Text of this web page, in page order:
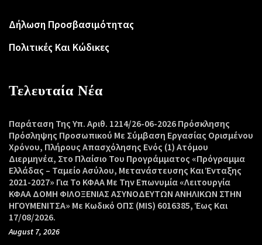
Δήλωση Προσβασιμότητας
Πολιτικές Και Κώδικες
Τελευταία Νέα
Παράταση Της Υπ. Αριθ. 1214/26-06-2026 Πρόσκλησης
Πρόσληψης Προσωπικού Με Σύμβαση Εργασίας Ορισμένου
Χρόνου, Πλήρους Απασχόλησης Ενός (1) Ατόμου
Διερμηνέα, Στο Πλαίσιο Του Προγράμματος «Πρόγραμμα
Ελλάδας – Ταμείο Ασύλου, Μετανάστευσης Και Ένταξης
2021-2027» Για Το ΚΦΑΑ Με Την Επωνυμία «Λειτουργία
ΚΦΑΑ ΔΟΜΗ ΦΙΛΟΞΕΝΙΑΣ ΑΣΥΝΟΔΕΥΤΩΝ ΑΝΗΛΙΚΩΝ ΣΤΗΝ
ΗΓΟΥΜΕΝΙΤΣΑ» Με Κωδικό ΟΠΣ (MIS) 6016385, Έως Και
17/08/2026.
August 7, 2026